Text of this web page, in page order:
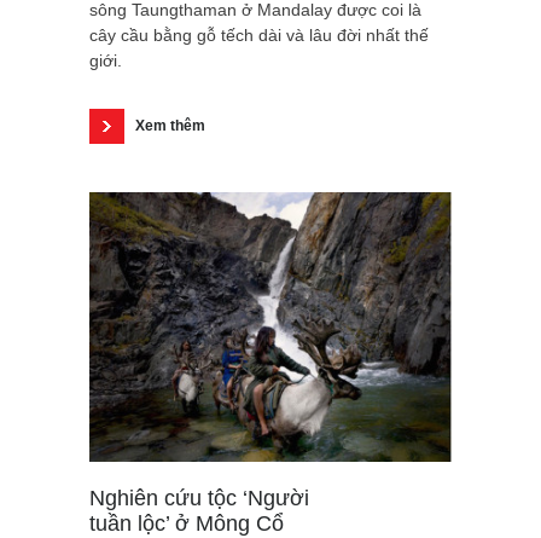
sông Taungthaman ở Mandalay được coi là
cây cầu bằng gỗ tếch dài và lâu đời nhất thế
giới.
Xem thêm
Nghiên cứu tộc ‘Người
tuần lộc’ ở Mông Cổ